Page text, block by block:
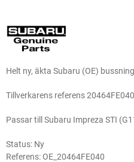
Helt ny, äkta Subaru (OE)
Tillverkarens referens
Passar till Subaru Impreza STI
Status: Ny
Referens:OE_20464FE040